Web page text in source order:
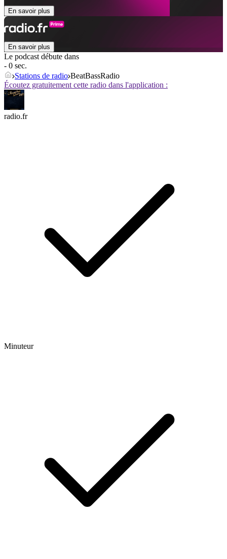
En savoir plus
En savoir plus
Le podcast débute dans
- 0 sec.
Stations de radio BeatBassRadio
Écoutez gratuitement cette radio dans l'application :
radio.fr
Minuteur